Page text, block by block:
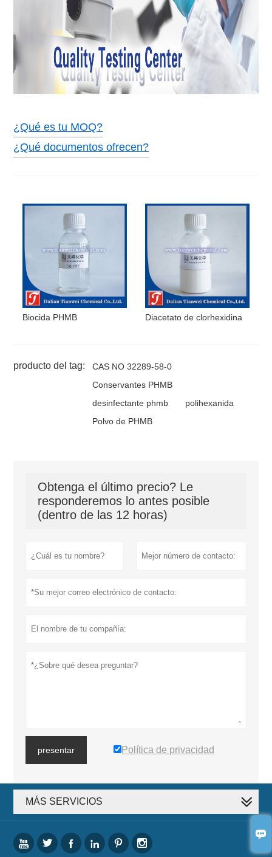

¿Qué es tu MOQ?
¿Qué documentos ofrecen?
Biocida PHMB Diacetato de clorhexidina
producto del tag:
CAS NO 32289-58-0
Conservantes PHMB
desinfectante phmb
polihexanida
Polvo de PHMB
Obtenga el último precio? Le
responderemos lo antes posible
(dentro de las 12 horas)
presentar Política de privacidad
MÁS SERVICIOS
     